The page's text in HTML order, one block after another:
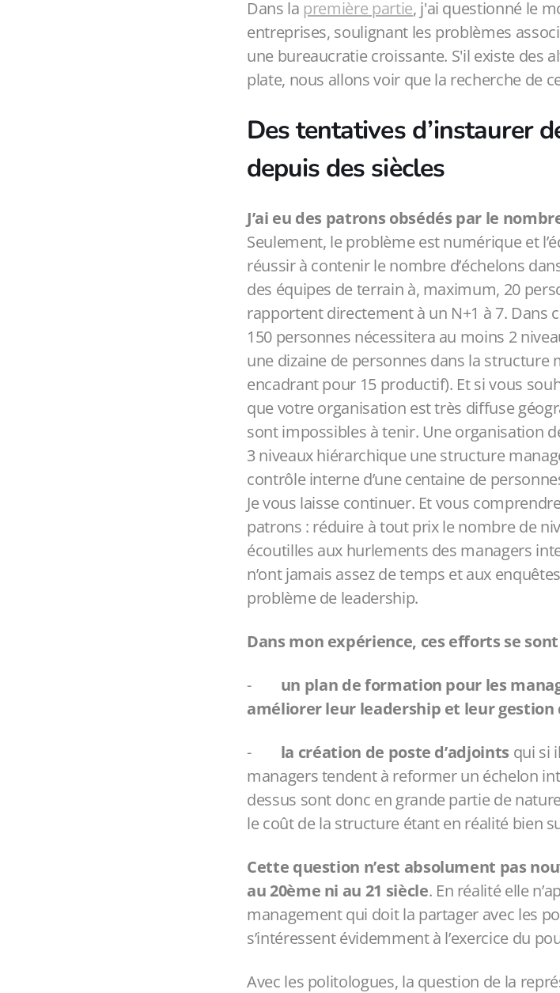
Dans la première partie, j'ai questionné le
entreprises, soulignant les problèmes
une bureaucratie croissante. S'il existe des
plate, nous allons voir que la recherche de
Des tentatives d’instaurer
depuis des siècles
J’ai eu des patrons obsédés par le
Seulement, le problème est numérique et
réussir à contenir le nombre d’échelons
des équipes de terrain à, maximum, 20
rapportent directement à un N+1 à 7. Dans
150 personnes nécessitera au moins 2
une dizaine de personnes dans la structure
encadrant pour 15 productif). Et si vous
que votre organisation est très diffuse
sont impossibles à tenir. Une organisation
3 niveaux hiérarchique une structure
contrôle interne d’une centaine de
Je vous laisse continuer. Et vous
patrons : réduire à tout prix le nombre de
écoutilles aux hurlements des managers
n’ont jamais assez de temps et aux
problème de leadership.
Dans mon expérience, ces efforts se
- un plan de formation pour les
améliorer leur leadership et leur gestion
- la création de poste d’adjoints qui si
managers tendent à reformer un échelon
dessus sont donc en grande partie de
le coût de la structure étant en réalité bien
Cette question n’est absolument pas
au 20ème ni au 21 siècle. En réalité elle
management qui doit la partager avec les
s’intéressent évidemment à l’exercice du
Avec les politologues, la question de la